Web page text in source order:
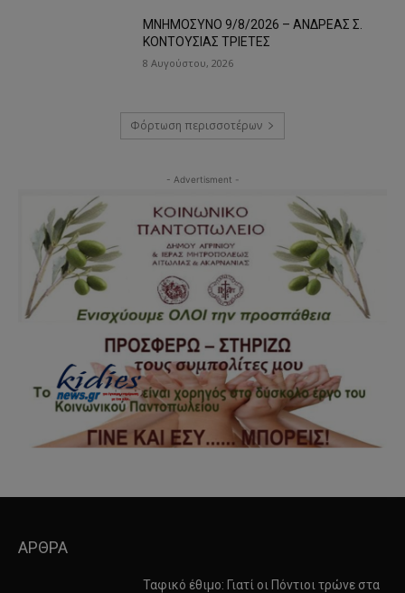
ΜΝΗΜΟΣΥΝΟ 9/8/2026 – ΑΝΔΡΕΑΣ Σ.
ΚΟΝΤΟΥΣΙΑΣ ΤΡΙΕΤΕΣ
8 Αυγούστου, 2026
Φόρτωση περισσοτέρων
- Advertisment -
ΑΡΘΡΑ
Ταφικό έθιμο: Γιατί οι Πόντιοι τρώνε στα